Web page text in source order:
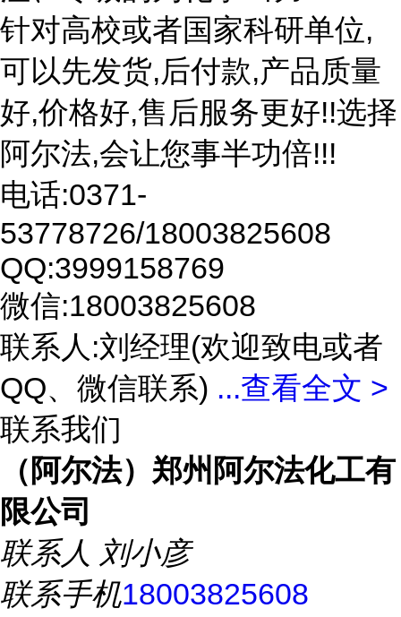
针对高校或者国家科研单位,
可以先发货,后付款,产品质量
好,价格好,售后服务更好!!选择
阿尔法,会让您事半功倍!!!
电话:0371-
53778726/18003825608
QQ:3999158769
微信:18003825608
联系人:刘经理(欢迎致电或者
QQ、微信联系) ...查看全文 >
联系我们
（阿尔法）郑州阿尔法化工有
限公司
联系人 刘小彦
联系手机18003825608